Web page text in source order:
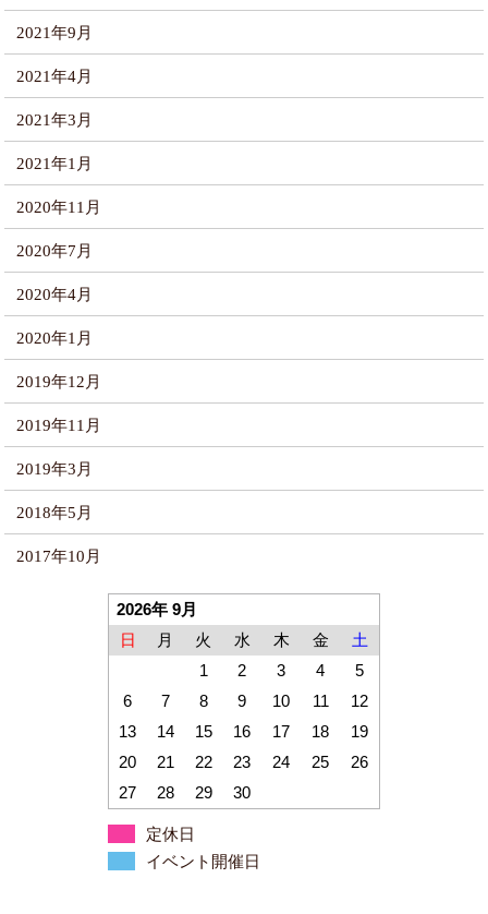
2021年9月
2021年4月
2021年3月
2021年1月
2020年11月
2020年7月
2020年4月
2020年1月
2019年12月
2019年11月
2019年3月
2018年5月
2017年10月
2026年 9月
日
月 火 水 木 金
土
1
2 3 4
5
6
7 8 9 10 11
12
13
14 15 16 17 18
19
20
21 22 23 24 25
26
27
28 29 30
定休日
イベント開催日